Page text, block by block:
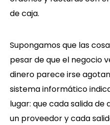
de caja.
Supongamos que las
pesar de que el negocio
dinero parece irse
sistema informático
lugar: que cada salida de
un proveedor y cada